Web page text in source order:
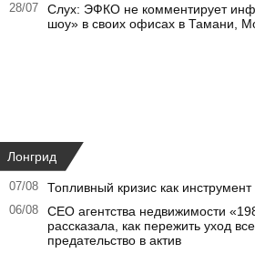
28/07
Слух: ЭФКО не комментирует
шоу» в своих офисах в Тамани,
Лонгрид
07/08 Топливный кризис как
06/08
CEO агентства недвижимости
рассказала, как пережить уход
предательство в актив